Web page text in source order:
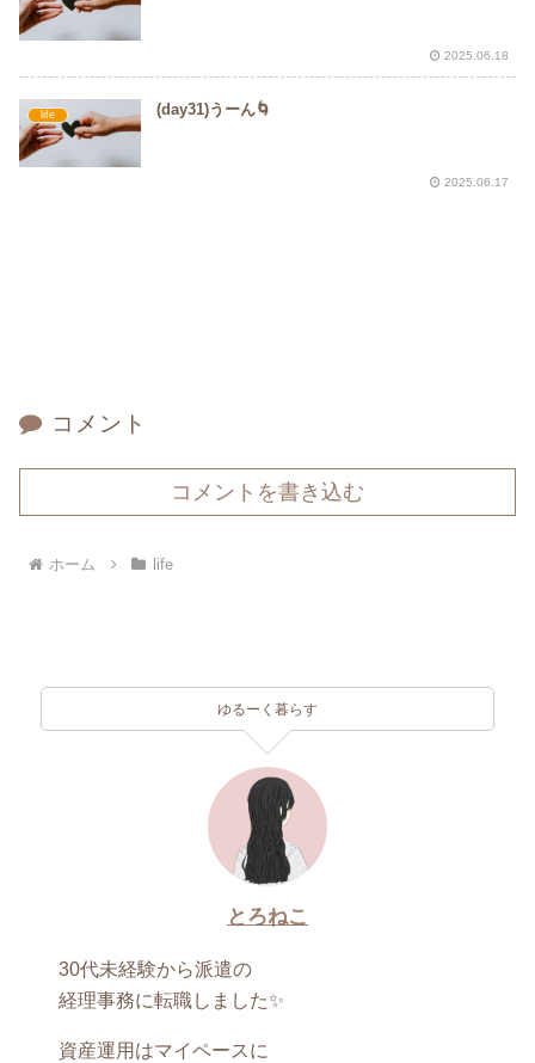
2025.06.18
life (day31)うーん🌀
2025.06.17
コメント
コメントを書き込む
ホーム life
ゆるーく暮らす
とろねこ
30代未経験から派遣の
経理事務に転職しました✨
資産運用はマイペースに